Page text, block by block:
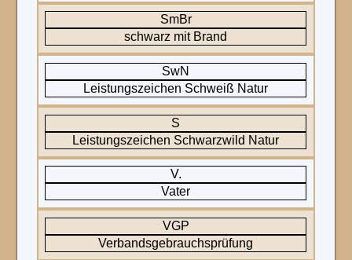
SmBr
schwarz mit Brand
SwN
Leistungszeichen Schweiß Natur
S
Leistungszeichen Schwarzwild Natur
V.
Vater
VGP
Verbandsgebrauchsprüfung